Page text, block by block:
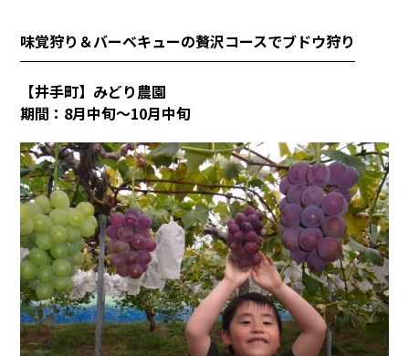
味覚狩り＆バーベキューの贅沢コースでブドウ狩り
【井手町】みどり農園
期間： 8月中旬～10月中旬